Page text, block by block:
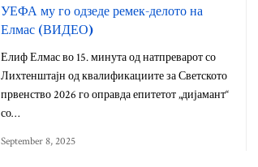
УЕФА му го одзеде ремек-делото на
Елмас (ВИДЕО)
Елиф Елмас во 15. минута од натпреварот со
Лихтенштајн од квалификациите за Светското
првенство 2026 го оправда епитетот „дијамант“
со…
September 8, 2025